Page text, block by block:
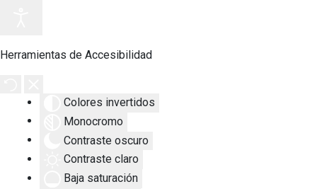
Herramientas de Accesibilidad
Colores invertidos
Monocromo
Contraste oscuro
Contraste claro
Baja saturación